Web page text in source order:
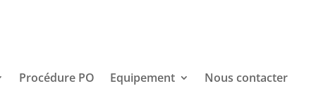
Procédure PO Equipement Nous contacter